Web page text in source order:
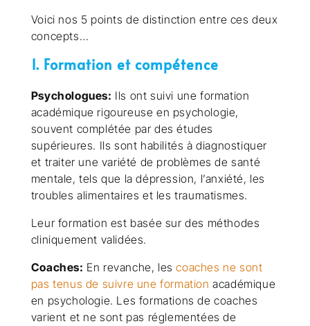
Voici nos 5 points de distinction entre ces deux
concepts…
1. Formation et compétence
Psychologues: Ils ont suivi une formation
académique rigoureuse en psychologie,
souvent complétée par des études
supérieures. Ils sont habilités à diagnostiquer
et traiter une variété de problèmes de santé
mentale, tels que la dépression, l’anxiété, les
troubles alimentaires et les traumatismes.
Leur formation est basée sur des méthodes
cliniquement validées.
Coaches: En revanche, lescoaches ne sont
pas tenus de suivre une formation académique
en psychologie. Les formations de coaches
varient et ne sont pas réglementées de